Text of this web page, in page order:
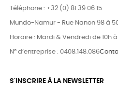
Téléphone : +32 (0) 81 39 06 15
Mundo-Namur - Rue Nanon 98 à
Horaire : Mardi & Vendredi de 10h à
N° d’entreprise : 0408.148.086
S'INSCRIRE À LA NEWSLETTER